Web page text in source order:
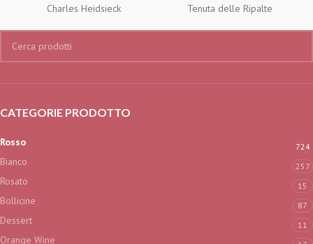
Charles Heidsieck Tenuta delle Ripalte
CATEGORIE PRODOTTO
Rosso 724
Bianco 257
Rosato 15
Bollicine 87
Dessert 11
Orange Wine